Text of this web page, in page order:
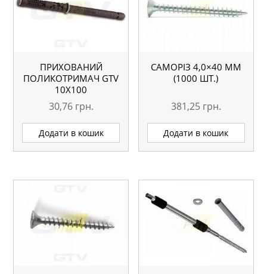
ПРИХОВАНИЙ
ПОЛИКОТРИМАЧ GTV
10Х100
30,76 грн.
Додати в кошик
САМОРІЗ 4,0×40 ММ
(1000 ШТ.)
381,25 грн.
Додати в кошик